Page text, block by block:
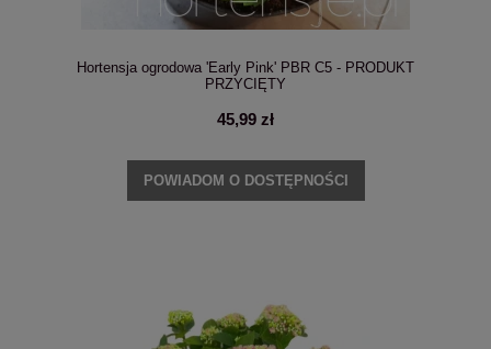
Hortensja ogrodowa 'Early Pink' PBR C5 - PRODUKT
PRZYCIĘTY
45,99 zł
POWIADOM O DOSTĘPNOŚCI